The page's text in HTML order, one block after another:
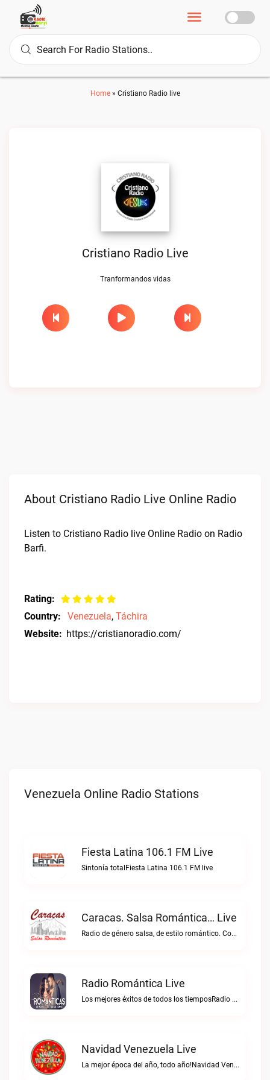
Home» Cristiano Radio live
Cristiano Radio Live
Tranformandos vidas
About Cristiano Radio Live Online Radio
Listen to Cristiano Radio live Online Radio on Radio
Barfi.
Rating:
Country:
Venezuela, Táchira
Website: https://cristianoradio.com/
Venezuela Online Radio Stations
Fiesta Latina 106.1 FM Live
Sintonía totalFiesta Latina 106.1 FM live
Caracas. Salsa Romántica… Live
Radio de género salsa, de estilo romántico. Con la selección musical que nos gusta...Caracas. Salsa Romántica… live
Radio Romántica Live
Los mejores éxitos de todos los tiemposRadio Romántica live
Navidad Venezuela Live
La mejor época del año, todo año!Navidad Venezuela live